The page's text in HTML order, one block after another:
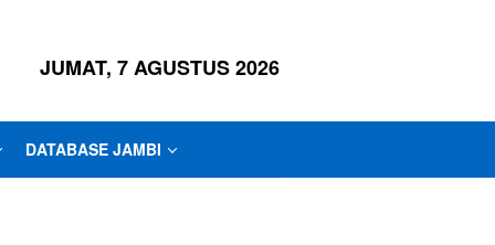
JUMAT, 7 AGUSTUS 2026
DATABASE JAMBI